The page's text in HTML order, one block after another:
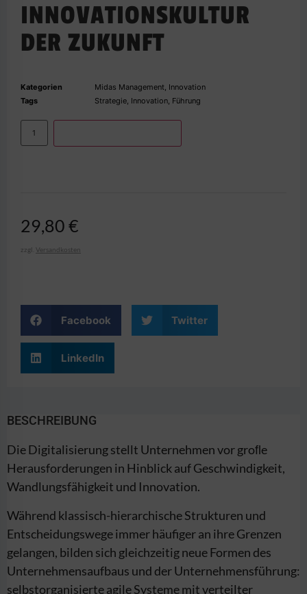
INNOVATIONSKULTUR
DER ZUKUNFT
Kategorien Midas Management, Innovation
Tags
Strategie, Innovation, Führung
29,80 €
zzgl. Versandkosten
Facebook Twitter
LinkedIn
BESCHREIBUNG
Die Digitalisierung stellt Unternehmen vor groﬂe
Herausforderungen in Hinblick auf Geschwindigkeit,
Wandlungsfähigkeit und Innovation.
Während klassisch-hierarchische Strukturen und
Entscheidungswege immer häufiger an ihre Grenzen
gelangen, bilden sich gleichzeitig neue Formen des
Unternehmensaufbaus und der Unternehmensführung:
selbstorganisierte agile Systeme mit verteilter